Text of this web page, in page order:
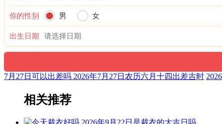
你的性别 男 女
出生日期
7月27日可以出差吗 2026年7月27日农历六月十四出差吉时
相关推荐